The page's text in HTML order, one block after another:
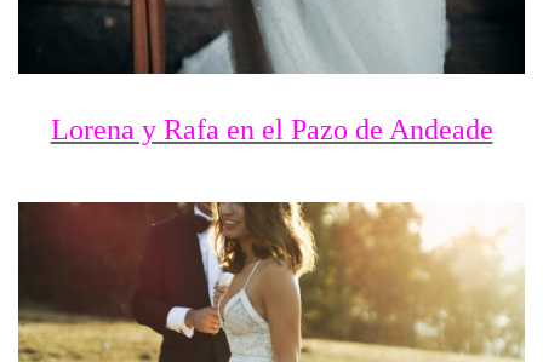
Lorena y Rafa en el Pazo de Andeade